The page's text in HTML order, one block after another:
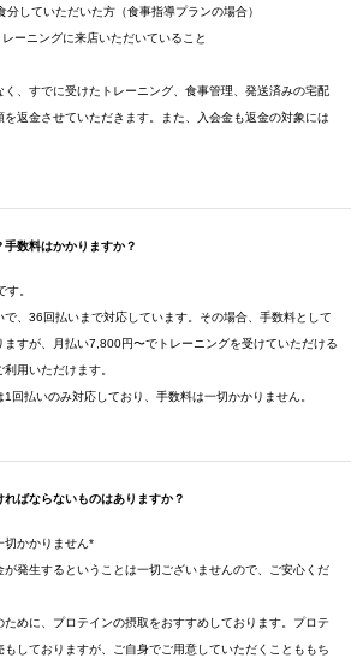
分していただいた方（食事指導プランの場合）
ーニングに来店いただいていること
く、すでに受けたトレーニング、食事管理、発送済みの宅配
返金させていただきます。また、入会金も返金の対象には
数料はかかりますか？
。
で、36回払いまで対応しています。その場合、手数料として
ますが、月払い7,800円〜でトレーニングを受けていただける
用いただけます。
回払いのみ対応しており、手数料は一切かかりません。
ればならないものはありますか？
切かかりません*
が発生するということは一切ございませんので、ご安心くだ
めに、プロテインの摂取をおすすめしております。プロテ
もしておりますが、ご自身でご用意していただくことももち